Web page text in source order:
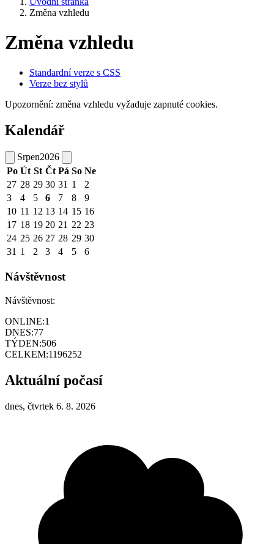
Změna vzhledu
Změna vzhledu
Standardní verze s CSS
Verze bez stylů
Upozornění: změna vzhledu vyžaduje zapnuté cookies.
Kalendář
Srpen2026
Po Út St Čt Pá So Ne
27 28 29 30 31 1
2
3
4 5 6 7 8
9
10 11 12 13 14 15 16
17 18 19 20 21 22 23
24 25 26 27 28 29 30
31 1 2 3 4 5 6
Návštěvnost
Návštěvnost:
ONLINE:1
DNES:77
TÝDEN:506
CELKEM:1196252
Aktuální počasí
dnes, čtvrtek 6. 8. 2026